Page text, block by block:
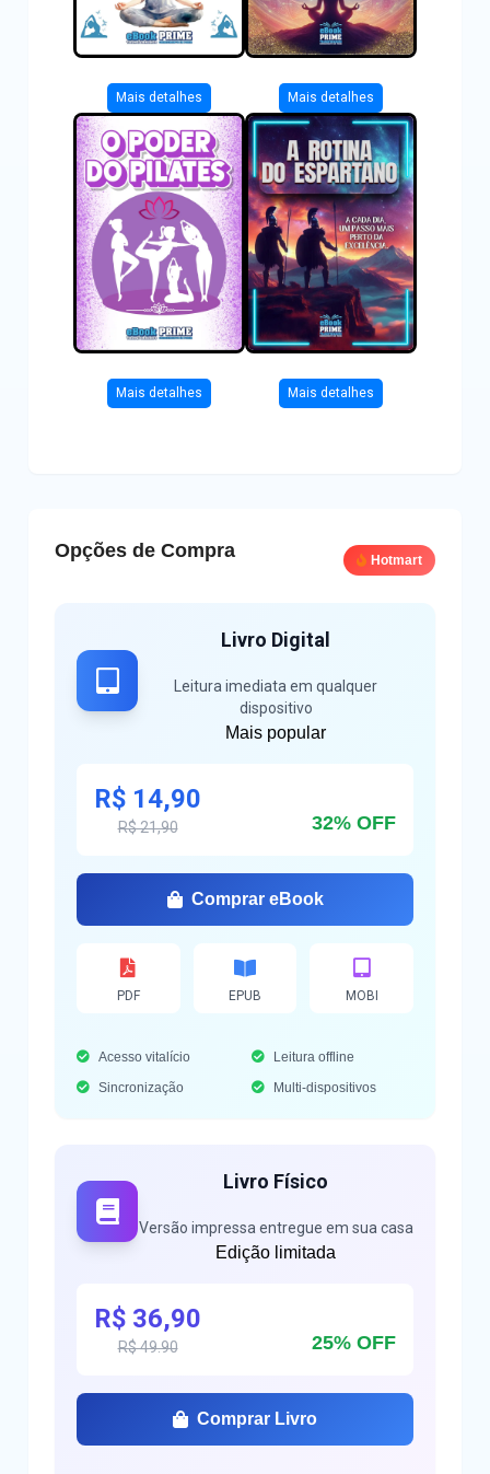
Mais detalhes Mais detalhes
Mais detalhes Mais detalhes
Opções de Compra Hotmart
Livro Digital
Leitura imediata em qualquer
dispositivo
Mais popular
R$ 14,90
R$ 21,90 32% OFF
Comprar eBook
PDF EPUB MOBI
Acesso vitalício
Leitura offline
Sincronização
Multi-dispositivos
Livro Físico
Versão impressa entregue em sua casa
Edição limitada
R$ 36,90
R$ 49.90 25% OFF
Comprar Livro